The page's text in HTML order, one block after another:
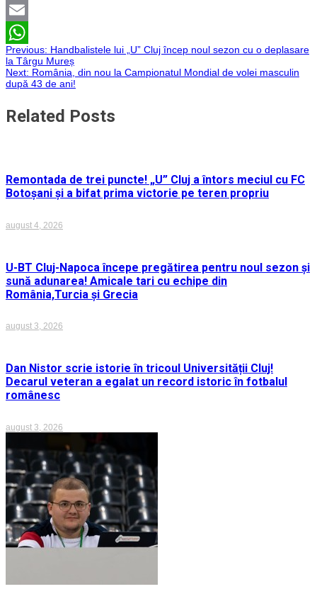
Twitter
Email
WhatsApp
Navigare
în
articole
Previous: Handbalistele lui „U” Cluj încep noul sezon cu o deplasare
la Târgu Mureș
Next: România, din nou la Campionatul Mondial de volei masculin
după 43 de ani!
Related Posts
Remontada de trei puncte! „U” Cluj a întors meciul cu FC
Botoșani și a bifat prima victorie pe teren propriu
august 4, 2026
U-BT Cluj-Napoca începe pregătirea pentru noul sezon și
sună adunarea! Amicale tari cu echipe din
România,Turcia și Grecia
august 3, 2026
Dan Nistor scrie istorie în tricoul Universității Cluj!
Decarul veteran a egalat un record istoric în fotbalul
românesc
august 3, 2026